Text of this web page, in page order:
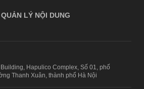
LÝ NỘI DUNG
Hapulico Complex, Số 01, phố
Thanh Xuân, thành phố Hà Nội